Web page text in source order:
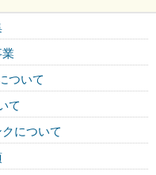
ついて
て
について